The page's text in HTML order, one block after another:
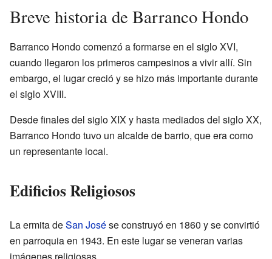
Breve historia de Barranco Hondo
Barranco Hondo comenzó a formarse en el siglo XVI,
cuando llegaron los primeros campesinos a vivir allí. Sin
embargo, el lugar creció y se hizo más importante durante
el siglo XVIII.
Desde finales del siglo XIX y hasta mediados del siglo XX,
Barranco Hondo tuvo un alcalde de barrio, que era como
un representante local.
Edificios Religiosos
La ermita deSan Josése construyó en 1860 y se convirtió
en parroquia en 1943. En este lugar se veneran varias